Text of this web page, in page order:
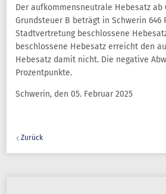
Der aufkommensneutrale Hebesatz ab
Grundsteuer B beträgt in Schwerin 646
Stadtvertretung beschlossene
beschlossene Hebesatz erreicht den
Hebesatz damit nicht. Die negative
Prozentpunkte.
Schwerin, den 05. Februar 2025
Zurück